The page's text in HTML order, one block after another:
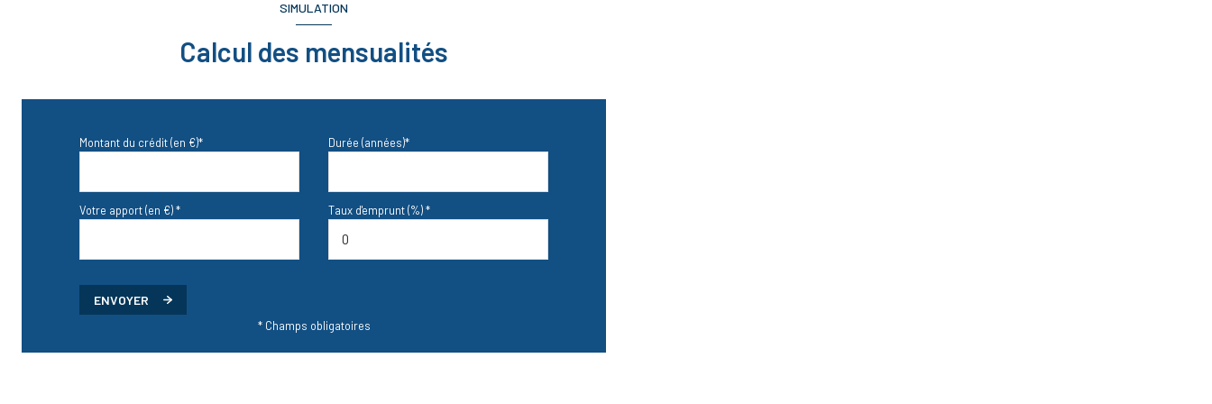
SIMULATION
Calcul des mensualités
Montant du crédit (en €)* Durée (années)*
Votre apport (en €) * Taux d'emprunt (%) *
ENVOYER
* Champs obligatoires